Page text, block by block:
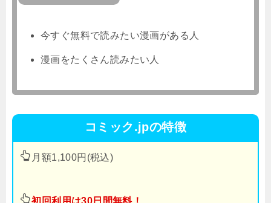
今すぐ無料で読みたい漫画がある人
漫画をたくさん読みたい人
コミック.jpの特徴
月額1,100円(税込)